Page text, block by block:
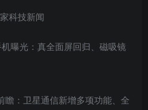
科技新闻
曝光：真全面屏回归、磁吸镜
瞻：卫星通信新增多项功能、全